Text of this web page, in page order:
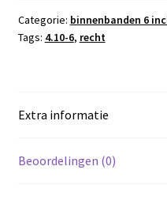
ventiel
aantal
Categorie: binnenbanden 6
Tags: 4.10-6, recht
Extra informatie
Beoordelingen (0)